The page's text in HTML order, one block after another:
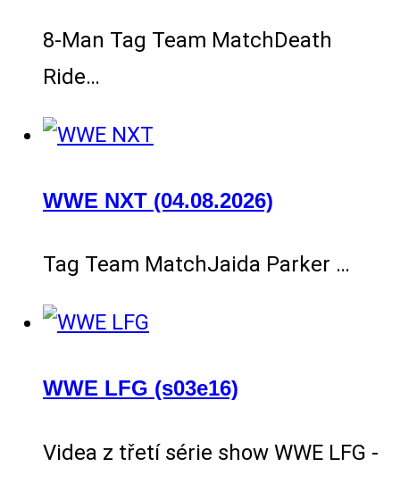
8-Man Tag Team MatchDeath
Ride…
WWE NXT (04.08.2026)
Tag Team MatchJaida Parker …
WWE LFG (s03e16)
Videa z třetí série show WWE LFG -